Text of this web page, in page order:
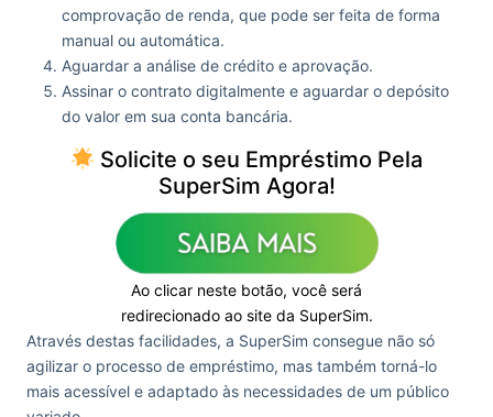
comprovação de renda, que pode ser feita de forma
manual ou automática.
Aguardar a análise de crédito e aprovação.
Assinar o contrato digitalmente e aguardar o depósito
do valor em sua conta bancária​.
Solicite o seu Empréstimo Pela
SuperSim Agora!
Ao clicar neste botão, você será
redirecionado ao site da SuperSim.
Através destas facilidades, a SuperSim consegue não só
agilizar o processo de empréstimo, mas também torná-lo
mais acessível e adaptado às necessidades de um público